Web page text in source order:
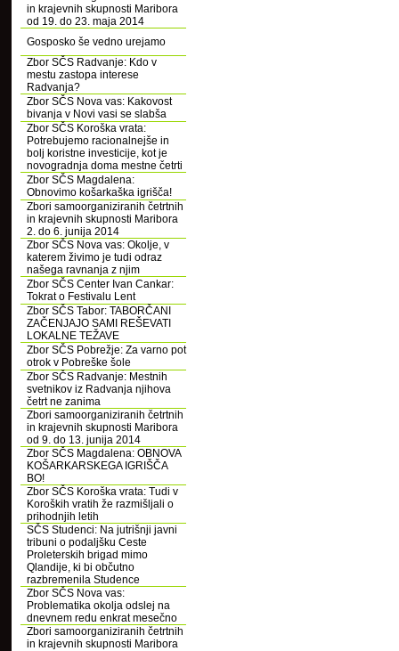
in krajevnih skupnosti Maribora
od 19. do 23. maja 2014
Gosposko še vedno urejamo
Zbor SČS Radvanje: Kdo v
mestu zastopa interese
Radvanja?
Zbor SČS Nova vas: Kakovost
bivanja v Novi vasi se slabša
Zbor SČS Koroška vrata:
Potrebujemo racionalnejše in
bolj koristne investicije, kot je
novogradnja doma mestne četrti
Zbor SČS Magdalena:
Obnovimo košarkaška igrišča!
Zbori samoorganiziranih četrtnih
in krajevnih skupnosti Maribora
2. do 6. junija 2014
Zbor SČS Nova vas: Okolje, v
katerem živimo je tudi odraz
našega ravnanja z njim
Zbor SČS Center Ivan Cankar:
Tokrat o Festivalu Lent
Zbor SČS Tabor: TABORČANI
ZAČENJAJO SAMI REŠEVATI
LOKALNE TEŽAVE
Zbor SČS Pobrežje: Za varno pot
otrok v Pobreške šole
Zbor SČS Radvanje: Mestnih
svetnikov iz Radvanja njihova
četrt ne zanima
Zbori samoorganiziranih četrtnih
in krajevnih skupnosti Maribora
od 9. do 13. junija 2014
Zbor SČS Magdalena: OBNOVA
KOŠARKARSKEGA IGRIŠČA
BO!
Zbor SČS Koroška vrata: Tudi v
Koroških vratih že razmišljali o
prihodnjih letih
SČS Studenci: Na jutrišnji javni
tribuni o podaljšku Ceste
Proleterskih brigad mimo
Qlandije, ki bi občutno
razbremenila Studence
Zbor SČS Nova vas:
Problematika okolja odslej na
dnevnem redu enkrat mesečno
Zbori samoorganiziranih četrtnih
in krajevnih skupnosti Maribora